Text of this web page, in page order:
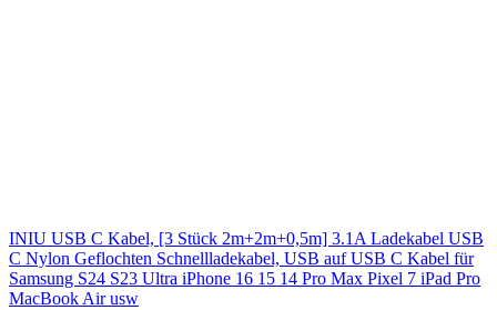
INIU USB C Kabel, [3 Stück 2m+2m+0,5m] 3.1A Ladekabel USB
C Nylon Geflochten Schnellladekabel, USB auf USB C Kabel für
Samsung S24 S23 Ultra iPhone 16 15 14 Pro Max Pixel 7 iPad Pro
MacBook Air usw